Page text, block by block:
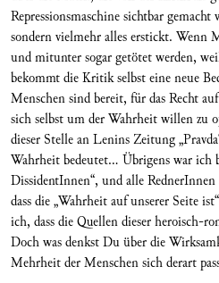
Repressionsmaschine sichtbar
sondern vielmehr alles erstickt. Wenn
und mitunter sogar getötet werden,
bekommt die Kritik selbst eine neue
Menschen sind bereit, für das Recht
sich selbst um der Wahrheit willen zu
dieser Stelle an Lenins Zeitung
Wahrheit bedeutet… Übrigens war ich
DissidentInnen“, und alle
dass die „Wahrheit auf unserer Seite
ich, dass die Quellen dieser heroisch-
Doch was denkst Du über die
Mehrheit der Menschen sich derart